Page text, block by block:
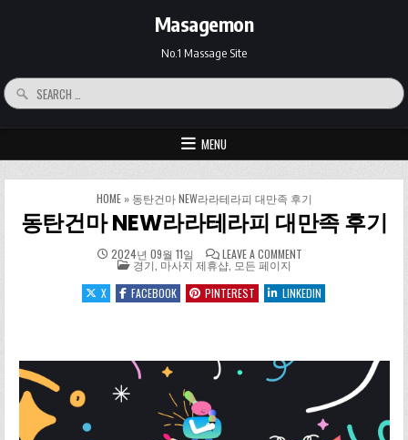
Masagemon
No.1 Massage Site
Search for:
MENU
HOME» 동탄건마 NEW라라테라피 대만족 후기
동탄건마 NEW라라테라피 대만족 후기
2024년 09월 11일 LEAVE A COMMENTON 동탄건마 NEW라
POSTED IN
경기 마사지 제휴샵, 모든 페이지
X
FACEBOOK PINTEREST LINKEDIN